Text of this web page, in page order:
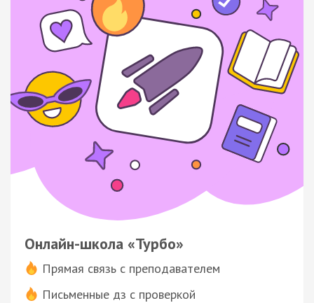
Онлайн-школа «Турбо»
Прямая связь с преподавателем
Письменные дз с проверкой